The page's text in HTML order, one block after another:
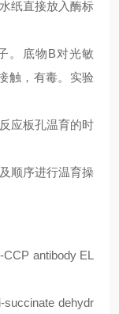
纸直接放入酶标
。底物B对光敏
触，有毒。实验
应板孔温育的时
顺序进行温育操
antibody EL
succinate dehydr